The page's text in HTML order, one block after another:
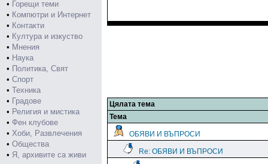
• Горещи теми
• Компютри и Интернет
• Контакти
• Култура и изкуство
• Мнения
• Наука
• Политика, Свят
• Спорт
• Техника
• Градове
• Религия и мистика
• Фен клубове
• Хоби, Развлечения
• Общества
• Я, архивите са живи
Цялата тема
Тема
ОБЯВИ И ВЪПРОСИ
Re: ОБЯВИ И ВЪПРОСИ